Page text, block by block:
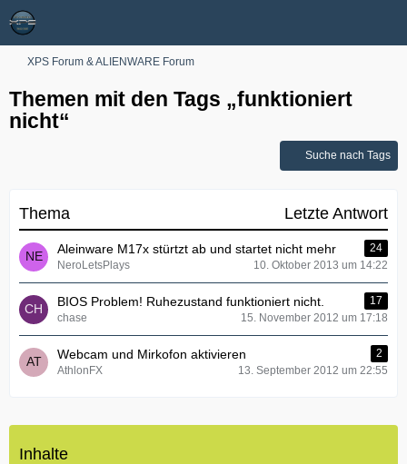
XPS Forum & ALIENWARE Forum
Themen mit den Tags „funktioniert
nicht“
Suche nach Tags
Thema Letzte Antwort
Aleinware M17x stürtzt ab und startet nicht mehr
24
NeroLetsPlays
10. Oktober 2013 um 14:22
BIOS Problem! Ruhezustand funktioniert nicht.
17
chase
15. November 2012 um 17:18
Webcam und Mirkofon aktivieren
2
AthlonFX
13. September 2012 um 22:55
Inhalte